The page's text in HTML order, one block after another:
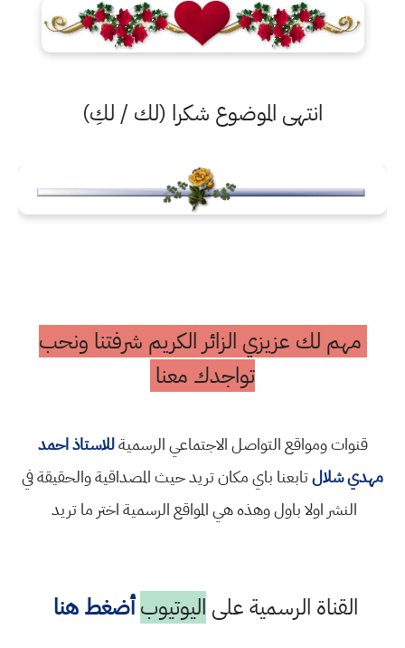
انتهى الموضوع شكرا (لك / لكِ)
مهم لك عزيزي الزائر الكريم شرفتنا ونحب
تواجدك معنا
قنوات ومواقع التواصل الاجتماعي الرسميةللاستاذ احمد
مهدي شلالتابعنا باي مكان تريد حيث المصداقية والحقيقة في
النشر اولا باول وهذه هي المواقع الرسمية اختر ما تريد
القناة الرسمية على اليوتيوب أضغط هنا